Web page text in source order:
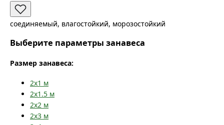
соединяемый, влагостойкий, морозостойкий
Выберите параметры занавеса
Размер занавеса:
2x1 м
2x1.5 м
2x2 м
2x3 м